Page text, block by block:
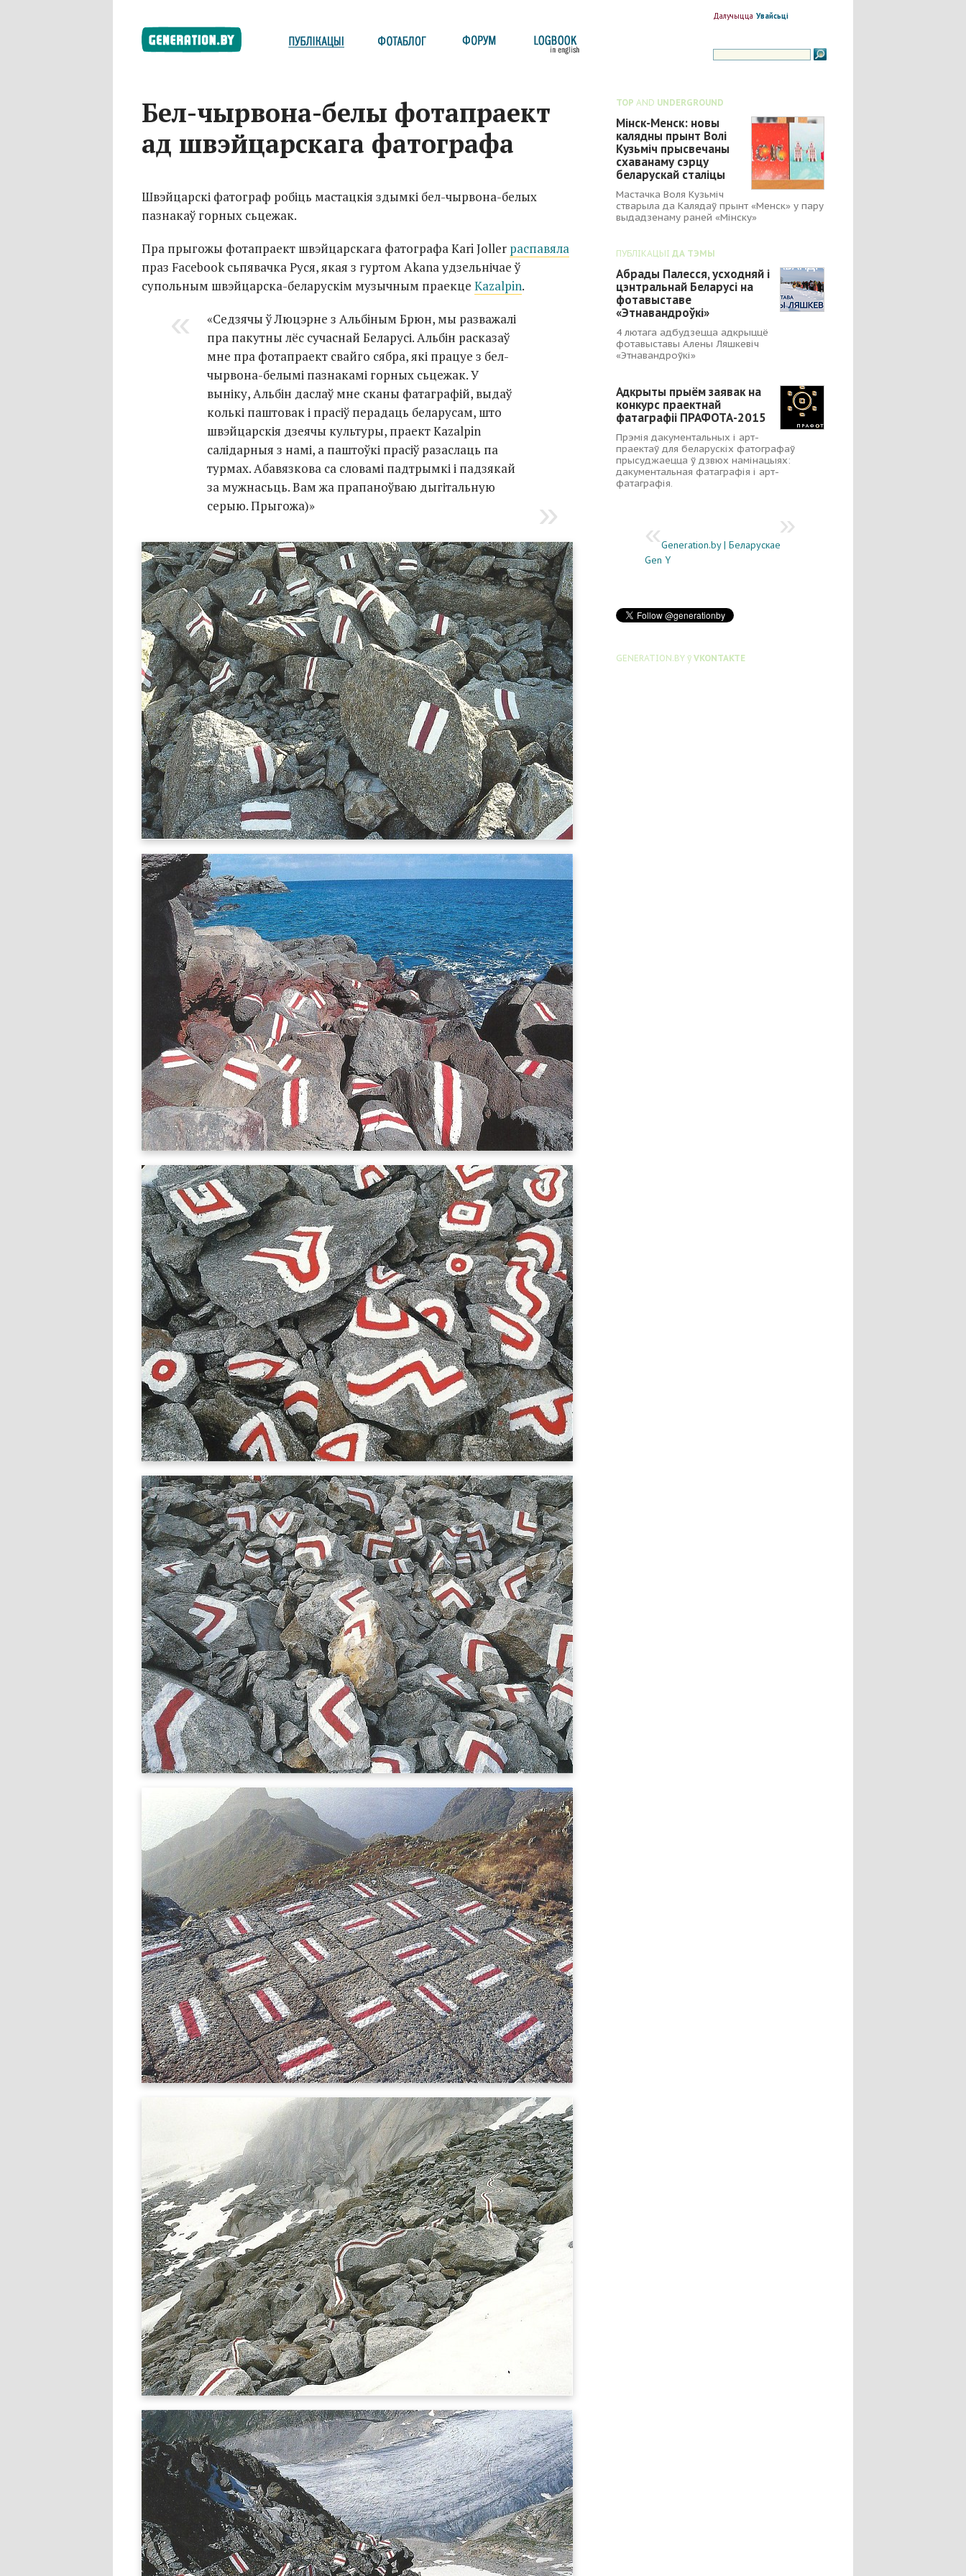
Далучыцца Увайсьці
Бел-чырвона-белы фотапраект
ад швэйцарскага фатографа
Швэйцарскі фатограф робіць мастацкія здымкі бел-чырвона-белых
пазнакаў горных сьцежак.
Пра прыгожы фотапраект швэйцарскага фатографа Kari Joller распавяла
праз Facebook сьпявачка Руся, якая з гуртом Akana удзельнічае ў
супольным швэйцарска-беларускім музычным праекце Kazalpin.
«Седзячы ў Люцэрне з Альбіным Брюн, мы разважалі
пра пакутны лёс сучаснай Беларусі. Альбін расказаў
мне пра фотапраект свайго сябра, які працуе з бел-
чырвона-белымі пазнакамі горных сьцежак. У
выніку, Альбін даслаў мне сканы фатаграфій, выдаў
колькі паштовак і прасіў перадаць беларусам, што
швэйцарскія дзеячы культуры, праект Kazalpin
салідарныя з намі, а паштоўкі прасіў разаслаць па
турмах. Абавязкова са словамі падтрымкі і падзякай
за мужнасьць. Вам жа прапаноўваю дыгітальную
серыю. Прыгожа)»
TOP AND UNDERGROUND
Мінск-Менск: новы
калядны прынт Волі
Кузьміч прысвечаны
схаванаму сэрцу
беларускай сталіцы
Мастачка Воля Кузьміч
стварыла да Калядаў прынт «Менск» у пару
выдадзенаму раней «Мінску»
ПУБЛІКАЦЫІ ДА ТЭМЫ
Абрады Палесся, усходняй і
цэнтральнай Беларусі на
фотавыставе
«Этнавандроўкі»
4 лютага адбудзецца адкрыццё
фотавыставы Алены Ляшкевіч
«Этнавандроўкі»
Адкрыты прыём заявак на
конкурс праектнай
фатаграфіі ПРАФОТА-2015
Прэмія дакументальных і арт-
праектаў для беларускіх фатографаў
прысуджаецца ў дзвюх намінацыях:
дакументальная фатаграфія і арт-
фатаграфія.
Generation.by | Беларускае
Gen Y
GENERATION.BY ў VKONTAKTE